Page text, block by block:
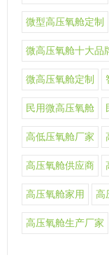
微型高压氧舱定制
微高压氧舱十大品
微高压氧舱定制
民用微高压氧舱
高低压氧舱厂家
高压氧舱供应商
高压氧舱家用 高
高压氧舱生产厂家